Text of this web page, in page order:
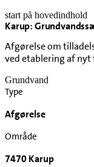
start på hovedindhold
Karup:
Afgørelse om
ved etablering af
senest opdateret 10.
Grundvand
Type
Afgørelse
Område
7470 Karup